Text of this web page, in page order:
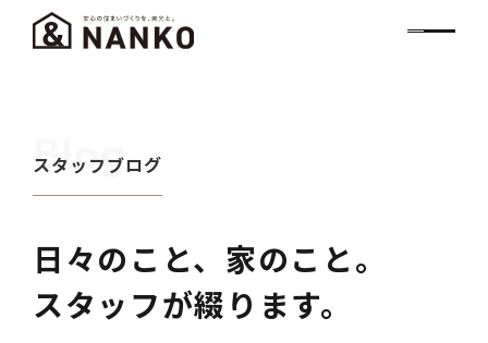
Blog
スタッフブログ
日々のこと、家のこと。
スタッフが綴ります。